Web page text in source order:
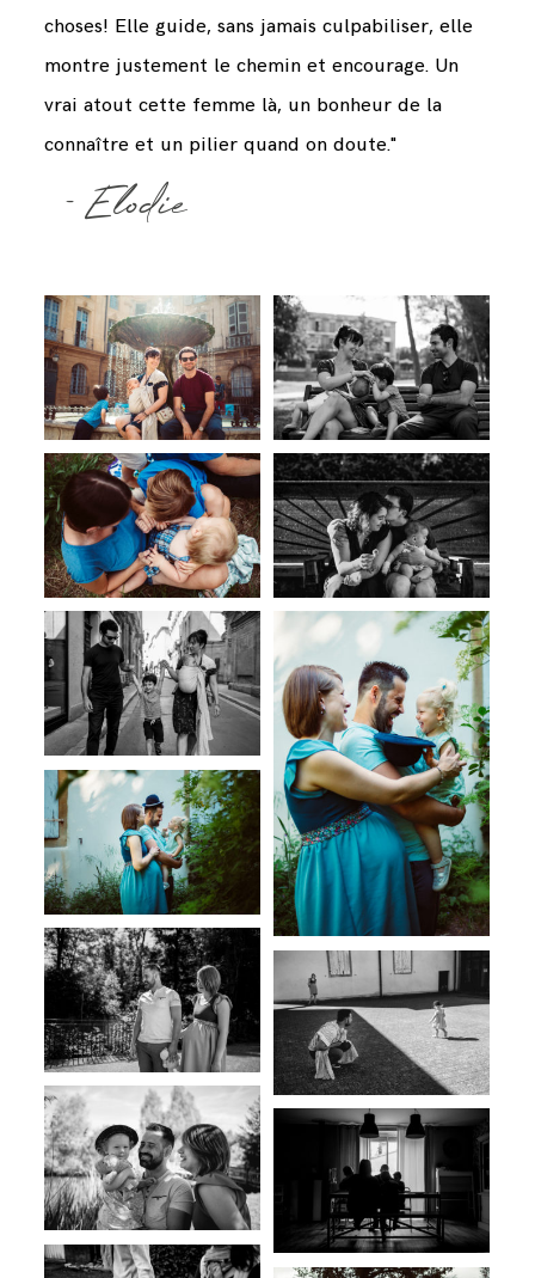
choses! Elle guide, sans jamais culpabiliser, elle
montre justement le chemin et encourage. Un
vrai atout cette femme là, un bonheur de la
connaître et un pilier quand on doute."
- Elodie